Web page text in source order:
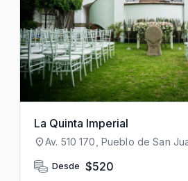
La Quinta Imperial
Av. 510 170, Pueblo de San
CDMX, México
Desde $520